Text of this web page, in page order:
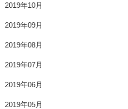
2019年10月
2019年09月
2019年08月
2019年07月
2019年06月
2019年05月